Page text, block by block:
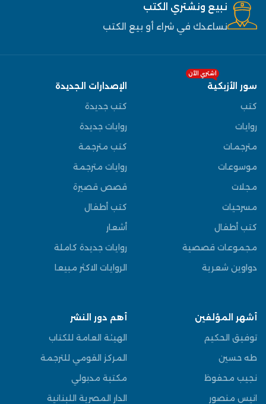
نبيع ونشتري الكتب
نساعدك في شراء أو بيع الكتب
سور الأزبكية
اشتري الآن
كتب
روايات
مترجمات
موسوعات
مجلات
مسرحيات
كتب أطفال
مجموعات قصصية
دواوين شعرية
الإصدارات الجديدة
كتب جديدة
روايات جديدة
كتب مترجمة
روايات مترجمة
قصص قصيرة
كتب أطفال
أشعار
روايات جديدة كاملة
الروايات الاكثر مبيعا
أشهر المؤلفين
توفيق الحكيم
طه حسين
نجيب محفوظ
انيس منصور
أهم دور النشر
الهيئة العامة للكتاب
المركز القومي للترجمة
مكتبة مدبولي
الدار المصرية اللبنانية